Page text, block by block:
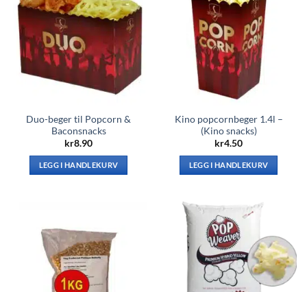
Duo-beger til Popcorn &
Baconsnacks
kr8.90
LEGG I HANDLEKURV
Kino popcornbeger 1.4l –
(Kino snacks)
kr4.50
LEGG I HANDLEKURV